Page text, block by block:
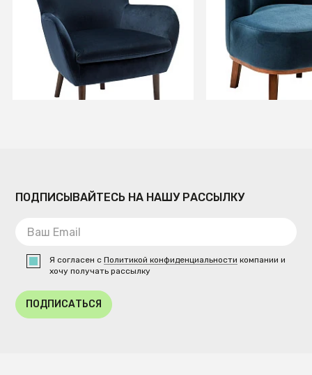
В КОРЗИНУ
+2
В
ПОДПИСЫВАЙТЕСЬ НА НАШУ РАССЫЛКУ
Я согласен сПолитикой конфиденциальности компании и
хочу получать рассылку
ПОДПИСАТЬСЯ